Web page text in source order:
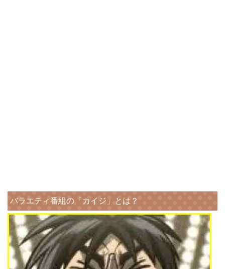
バラエティ番組の「カイジ」とは？